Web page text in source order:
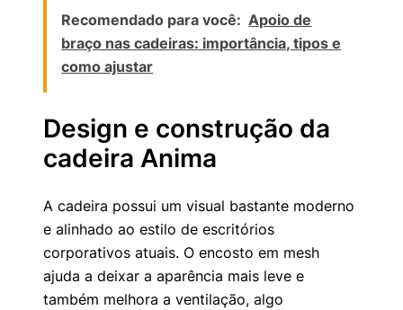
Recomendado para você: Apoio de
braço nas cadeiras: importância, tipos e
como ajustar
Design e construção da
cadeira Anima
A cadeira possui um visual bastante moderno
e alinhado ao estilo de escritórios
corporativos atuais. O encosto em mesh
ajuda a deixar a aparência mais leve e
também melhora a ventilação, algo